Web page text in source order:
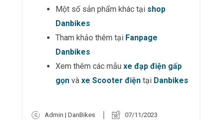
Một số sản phẩm khác tại shop
Danbikes
Tham khảo thêm tại Fanpage
Danbikes
Xem thêm các mẫu xe đạp điện gấp
gọn và xe Scooter điện tại Danbikes
Admin | DanBikes 07/11/2023